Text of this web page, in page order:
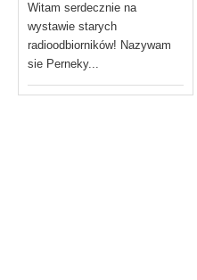
Witam serdecznie na
wystawie starych
radioodbiorników! Nazywam
sie Perneky...